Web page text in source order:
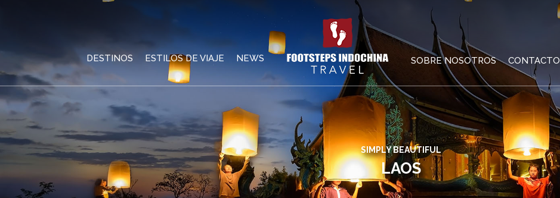
DESTINOS ESTILOS DE VIAJE NEWS SOBRE NOSOTROS CONTACTO
SIMPLY BEAUTIFUL
LAOS